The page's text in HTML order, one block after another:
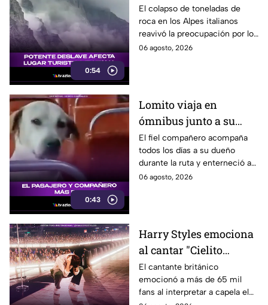
0:54
Cervino, Italia.
El colapso de toneladas de
roca en los Alpes italianos
reavivó la preocupación por los
efectos del aumento de las
06 agosto, 2026
0:43
Lomito viaja en
ómnibus junto a su
dueño y conquista las
redes
El fiel compañero acompaña
todos los días a su dueño
durante la ruta y enterneció a
miles de usuarios con su
06 agosto, 2026
Harry Styles emociona
al cantar "Cielito
Lindo" en CDMX
El cantante británico
emocionó a más de 65 mil
fans al interpretar a capela el